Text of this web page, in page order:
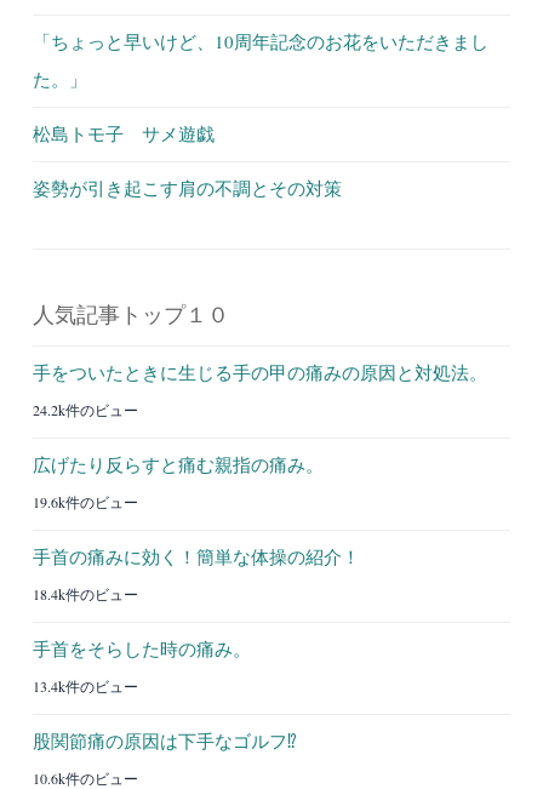
「ちょっと早いけど、10周年記念のお花をいただきまし
た。」
松島トモ子 サメ遊戯
姿勢が引き起こす肩の不調とその対策
人気記事トップ１０
手をついたときに生じる手の甲の痛みの原因と対処法。
24.2k件のビュー
広げたり反らすと痛む親指の痛み。
19.6k件のビュー
手首の痛みに効く！簡単な体操の紹介！
18.4k件のビュー
手首をそらした時の痛み。
13.4k件のビュー
股関節痛の原因は下手なゴルフ⁉︎
10.6k件のビュー